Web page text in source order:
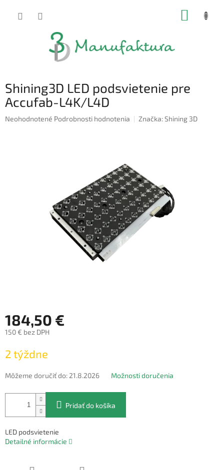
Shining3D LED podsvietenie pre
Accufab-L4K/L4D
Priemerné
Neohodnotené Podrobnosti hodnotenia Značka:Shining 3D
184,50 €
150 € bez DPH
cena:
2 týždne
Môžeme doručiť do:21.8.2026 Možnosti doručenia
Pridať do košíka
LED podsvietenie
Detailné informácie